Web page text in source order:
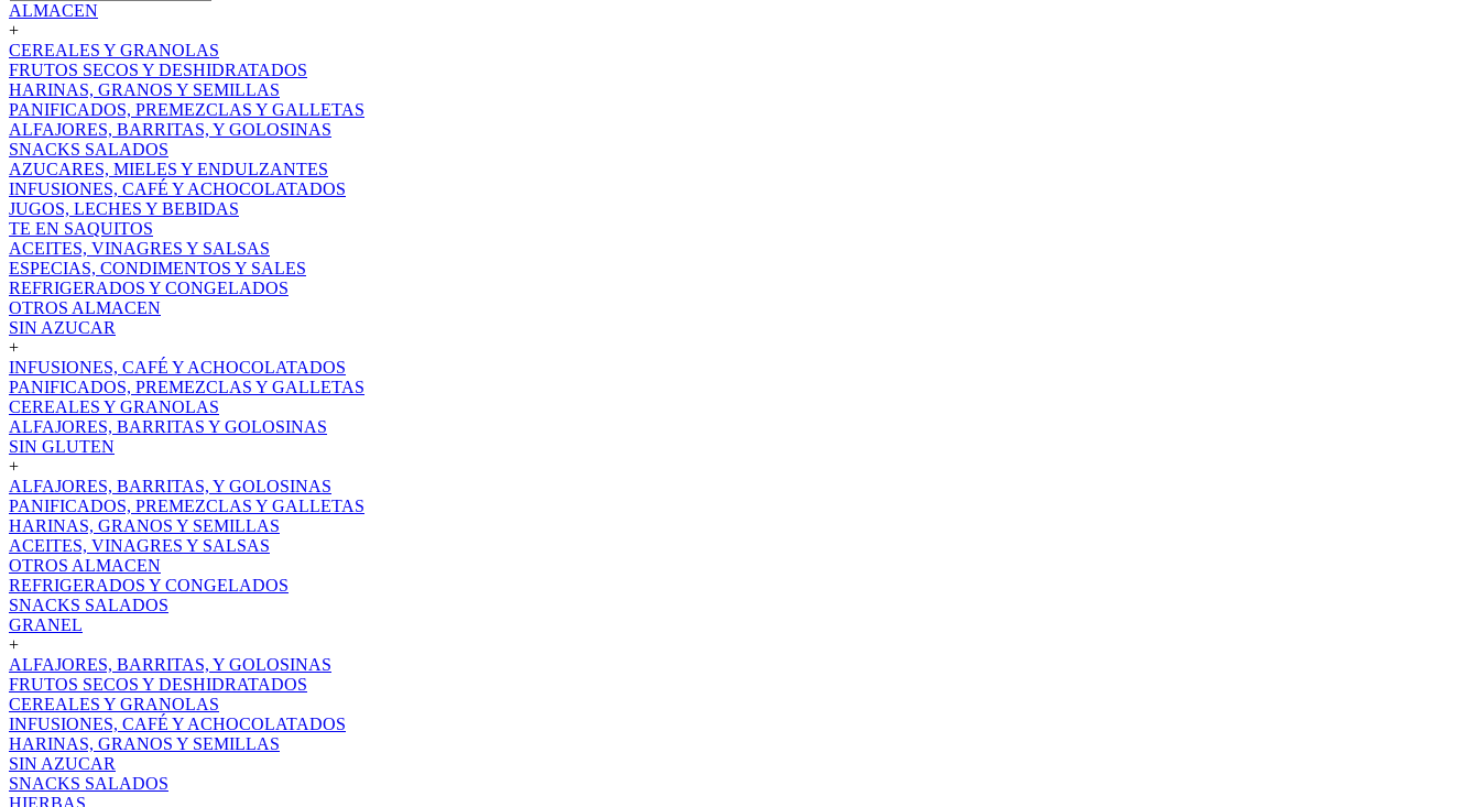
ALMACEN
+
CEREALES Y GRANOLAS
FRUTOS SECOS Y DESHIDRATADOS
HARINAS, GRANOS Y SEMILLAS
PANIFICADOS, PREMEZCLAS Y GALLETAS
ALFAJORES, BARRITAS, Y GOLOSINAS
SNACKS SALADOS
AZUCARES, MIELES Y ENDULZANTES
INFUSIONES, CAFÉ Y ACHOCOLATADOS
JUGOS, LECHES Y BEBIDAS
TE EN SAQUITOS
ACEITES, VINAGRES Y SALSAS
ESPECIAS, CONDIMENTOS Y SALES
REFRIGERADOS Y CONGELADOS
OTROS ALMACEN
SIN AZUCAR
+
INFUSIONES, CAFÉ Y ACHOCOLATADOS
PANIFICADOS, PREMEZCLAS Y GALLETAS
CEREALES Y GRANOLAS
ALFAJORES, BARRITAS Y GOLOSINAS
SIN GLUTEN
+
ALFAJORES, BARRITAS, Y GOLOSINAS
PANIFICADOS, PREMEZCLAS Y GALLETAS
HARINAS, GRANOS Y SEMILLAS
ACEITES, VINAGRES Y SALSAS
OTROS ALMACEN
REFRIGERADOS Y CONGELADOS
SNACKS SALADOS
GRANEL
+
ALFAJORES, BARRITAS, Y GOLOSINAS
FRUTOS SECOS Y DESHIDRATADOS
CEREALES Y GRANOLAS
INFUSIONES, CAFÉ Y ACHOCOLATADOS
HARINAS, GRANOS Y SEMILLAS
SIN AZUCAR
SNACKS SALADOS
HIERBAS